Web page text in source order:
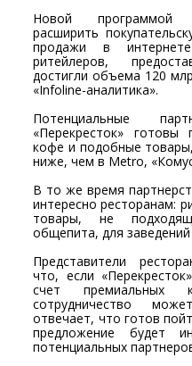
Новой программой
расширить
продажи в
ритейлеров,
достигли объема 120
«Infoline-аналитика».
Потенциальные
«Перекресток» готовы
кофе и подобные
ниже, чем в Metro,
В то же время
интересно ресторанам:
товары, не
общепита, для
Представители
что, если
счет премиальных
сотрудничество
отвечает, что готов
предложение будет
потенциальных